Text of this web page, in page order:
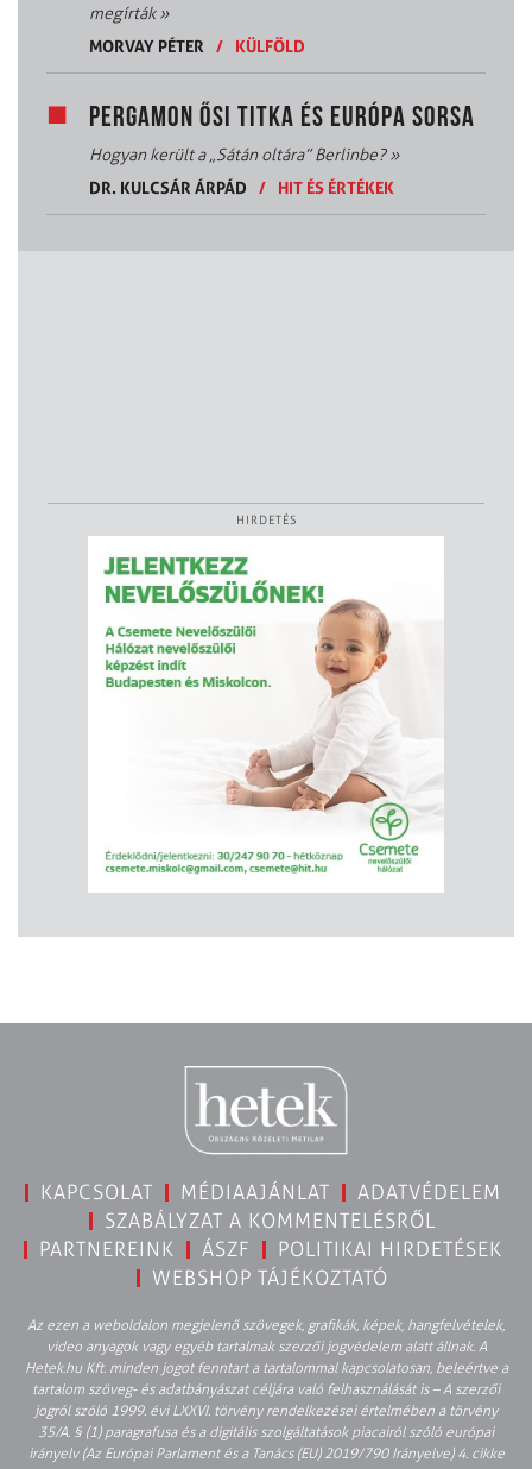
megírták»
MORVAY PÉTER
/ KÜLFÖLD
PERGAMON ŐSI TITKA ÉS EURÓPA SORSA
Hogyan került a „Sátán oltára” Berlinbe?»
DR. KULCSÁR ÁRPÁD
/ HIT ÉS ÉRTÉKEK
HIRDETÉS
KAPCSOLAT MÉDIAAJÁNLAT
ADATVÉDELEM
SZABÁLYZAT A KOMMENTELÉSRŐL
PARTNEREINK
ÁSZF
POLITIKAI HIRDETÉSEK
WEBSHOP TÁJÉKOZTATÓ
Az ezen a weboldalon megjelenő szövegek, grafikák, képek, hangfelvételek,
video anyagok vagy egyéb tartalmak szerzői jogvédelem alatt állnak. A
Hetek.hu Kft. minden jogot fenntart a tartalommal kapcsolatosan, beleértve a
tartalom szöveg- és adatbányászat céljára való felhasználását is – A szerzői
jogról szóló 1999. évi LXXVI. törvény rendelkezései értelmében a törvény
35/A. § (1) paragrafusa és a digitális szolgáltatások piacairól szóló európai
irányelv (Az Európai Parlament és a Tanács (EU) 2019/790 Irányelve) 4. cikke